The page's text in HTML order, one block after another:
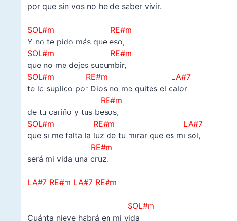
por que sin vos no he de saber vivir.
SOL#m RE#m
Y no te pido más que eso,
SOL#m RE#m
que no me dejes sucumbir,
SOL#m RE#m LA#7
te lo suplico por Dios no me quites el calor
RE#m
de tu cariño y tus besos,
SOL#m RE#m LA#7
que si me falta la luz de tu mirar que es mi sol,
RE#m
será mi vida una cruz.
LA#7 RE#m LA#7 RE#m
SOL#m
Cuánta nieve habrá en mi vida